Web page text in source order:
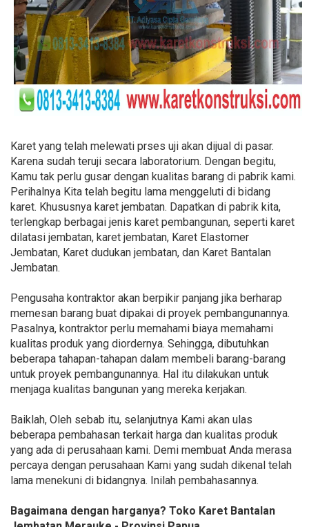
Karet yang telah melewati prses uji akan dijual di pasar.
Karena sudah teruji secara laboratorium. Dengan begitu,
Kamu tak perlu gusar dengan kualitas barang di pabrik kami.
Perihalnya Kita telah begitu lama menggeluti di bidang
karet. Khususnya karet jembatan. Dapatkan di pabrik kita,
terlengkap berbagai jenis karet pembangunan, seperti karet
dilatasi jembatan, karet jembatan, Karet Elastomer
Jembatan, Karet dudukan jembatan, dan Karet Bantalan
Jembatan.
Pengusaha kontraktor akan berpikir panjang jika berharap
memesan barang buat dipakai di proyek pembangunannya.
Pasalnya, kontraktor perlu memahami biaya memahami
kualitas produk yang diordernya. Sehingga, dibutuhkan
beberapa tahapan-tahapan dalam membeli barang-barang
untuk proyek pembangunannya. Hal itu dilakukan untuk
menjaga kualitas bangunan yang mereka kerjakan.
Baiklah, Oleh sebab itu, selanjutnya Kami akan ulas
beberapa pembahasan terkait harga dan kualitas produk
yang ada di perusahaan kami. Demi membuat Anda merasa
percaya dengan perusahaan Kami yang sudah dikenal telah
lama menekuni di bidangnya. Inilah pembahasannya.
Bagaimana dengan harganya? Toko Karet Bantalan